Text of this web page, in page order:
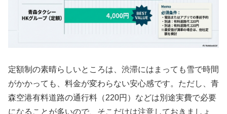
定額制の素晴らしいところは、渋滞にはまっても雪で時間
がかかっても、料金が変わらない安心感です。ただし、青
森空港有料道路の通行料（220円）などは別途実費で必要
になることが多いので、そこだけは注意しておきましょ